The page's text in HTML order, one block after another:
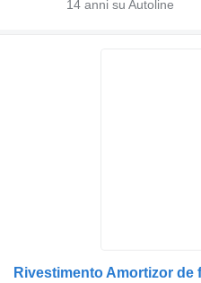
14 anni su Autoline